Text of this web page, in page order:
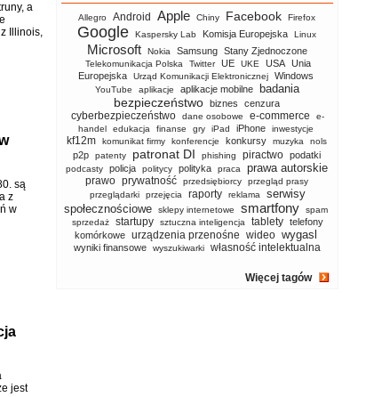
a
Illinois,
są
z
w
jest
Allegro Android Apple Chiny Facebook Firefox
Google Kaspersky Lab Komisja Europejska Linux
Microsoft Nokia Samsung Stany Zjednoczone
Telekomunikacja Polska Twitter UE UKE USA
Unia
Europejska
Urząd Komunikacji Elektronicznej Windows
YouTube aplikacje aplikacje mobilne badania
bezpieczeństwo biznes cenzura
cyberbezpieczeństwo dane osobowe e-commerce
e-
handel
edukacja finanse gry iPad iPhone inwestycje
kf12m komunikat firmy konferencje konkursy muzyka nols
p2p patenty patronat DI phishing piractwo podatki
podcasty policja politycy polityka praca prawa autorskie
prawo prywatność przedsiębiorcy
przegląd prasy
przeglądarki
przejęcia raporty reklama
serwisy
społecznościowe
sklepy internetowe smartfony
spam
sprzedaż
startupy sztuczna inteligencja tablety telefony
komórkowe urządzenia przenośne wideo wygasl
wyniki finansowe wyszukiwarki własność intelektualna
Więcej tagów